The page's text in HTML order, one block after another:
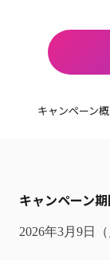
キャンペーン
キャンペーン
2026年3月9日